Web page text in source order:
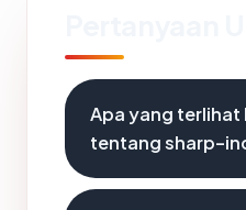
Apa yang terlihat
tentang sharp-